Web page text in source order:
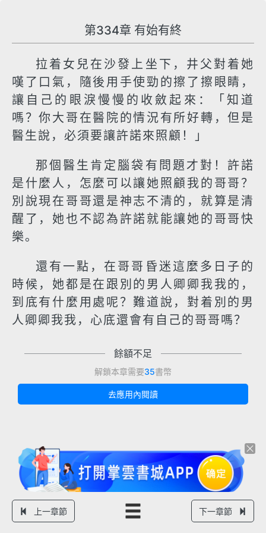
第334章 有始有終
拉着女兒在沙發上坐下，井父對着她
嘆了口氣，隨後用手使勁的擦了擦眼睛，
讓自己的眼淚慢慢的收斂起來：「知道
嗎？你大哥在醫院的情況有所好轉，但是
醫生說，必須要讓許諾來照顧！」
那個醫生肯定腦袋有問題才對！許諾
是什麼人，怎麼可以讓她照顧我的哥哥？
別說現在哥哥還是神志不清的，就算是清
醒了，她也不認為許諾就能讓她的哥哥快
樂。
還有一點，在哥哥昏迷這麼多日子的
時候，她都是在跟別的男人卿卿我我的，
到底有什麼用處呢？難道說，對着別的男
人卿卿我我，心底還會有自己的哥哥嗎？
餘額不足
解鎖本章需要35書幣
去應用內閱讀
上一章節 下一章節